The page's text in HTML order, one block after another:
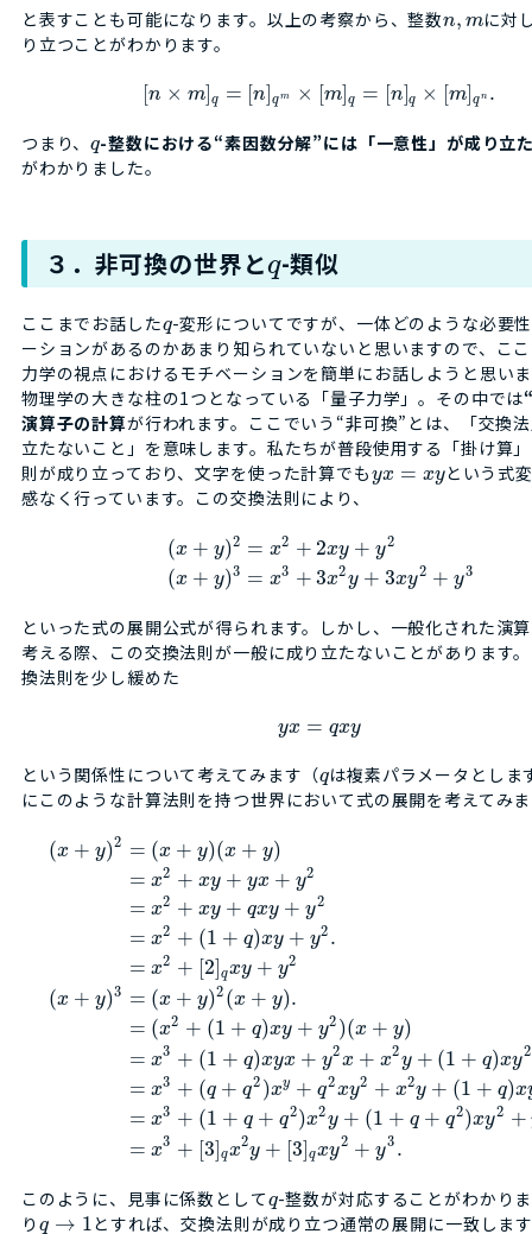
と表すことも可能になります。以上の考察から、整数n, mに対
り立つことがわかります。
[n × m] q = [n]qm × [m] q = [n]q × [m]qn .
つまり、q-整数における“素因数分解”には「一意性」が成り立
がわかりました。
３．非可換の世界とq-類似
ここまでお話したq-変形についてですが、一体どのような必要
ーションがあるのかあまり知られていないと思いますので、こ
力学の視点におけるモチベーションを簡単にお話しようと思い
物理学の大きな柱の1つとなっている「量子力学」。その中では
演算子の計算が行われます。ここでいう“非可換”とは、「交換
立たないこと」を意味します。私たちが普段使用する「掛け算
則が成り立っており、文字を使った計算でもyx = xyという式
感なく行っています。この交換法則により、
(x + y)2
(x + y)3
= x2 + 2xy + y2
= x3 + 3x2y + 3xy2 + y3
といった式の展開公式が得られます。しかし、一般化された演
考える際、この交換法則が一般に成り立たないことがあります
換法則を少し緩めた
yx = qxy
という関係性について考えてみます（qは複素パラメータとしま
にこのような計算法則を持つ世界において式の展開を考えてみ
(x + y)2
(x + y)3
= (x + y)(x + y)
= x2 + xy + yx + y2
= x2 + xy + qxy + y2
= x2 + (1 + q)xy + y2 .
= x2 + [2] qxy + y2
= (x + y)2 (x + y).
= (x2 + (1 + q)xy + y2 )(x + y)
= x3 + (1 + q)xyx + y2x + x2y + (1 + q)xy2
= x3 + (q + q2 )xy + q2xy2 + x2y + (1 + q)x
= x3 + (1 + q + q2)x2y + (1 + q + q2)xy2 +
= x3 + [3]qx2y + [3]qxy2 + y3 .
このように、見事に係数としてq-整数が対応することがわかり
り q → 1とすれば、交換法則が成り立つ通常の展開に一致しま